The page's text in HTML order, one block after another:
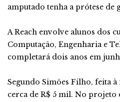
amputado tenha a prótese de
A Reach envolve alunos dos
Computação, Engenharia e
completará dois anos em
Segundo Simões Filho, feita à
cerca de R$ 5 mil. No projeto